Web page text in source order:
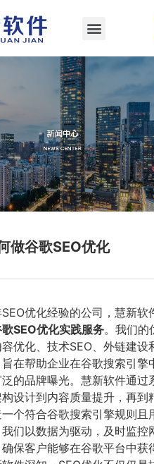
做谷歌SEO优化
优化经验的公司，慧新软
SEO优化实践服务。我们的
优化、技术SEO、外链建设
在帮助企业在谷歌搜索引擎
的品牌曝光。慧新软件通过
设计到内容质量提升，再到
个符合谷歌搜索引擎规则且
们以数据为驱动，及时监控
保客户能够在谷歌平台中获